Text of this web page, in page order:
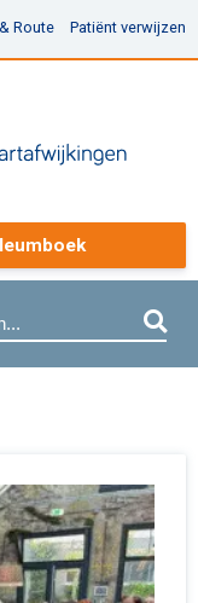
Route Patiënt verwijzen